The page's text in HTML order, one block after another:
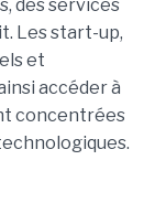
des services
Les start-up,
et
accéder à
concentrées